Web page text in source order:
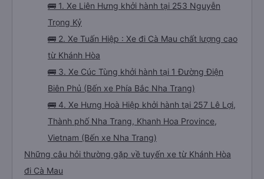
🚌 1. Xe Liên Hưng khởi hành tại 253 Nguyễn
Trọng Kỷ
🚌 2. Xe Tuấn Hiệp : Xe đi Cà Mau chất lượng cao
từ Khánh Hòa
🚌 3. Xe Cúc Tùng khởi hành tại 1 Đường Điện
Biên Phủ (Bến xe Phía Bắc Nha Trang)
🚌 4. Xe Hưng Hoà Hiệp khởi hành tại 257 Lê Lợi,
Thành phố Nha Trang, Khanh Hoa Province,
Vietnam (Bến xe Nha Trang)
Những câu hỏi thường gặp về tuyến xe từ Khánh Hòa
đi Cà Mau